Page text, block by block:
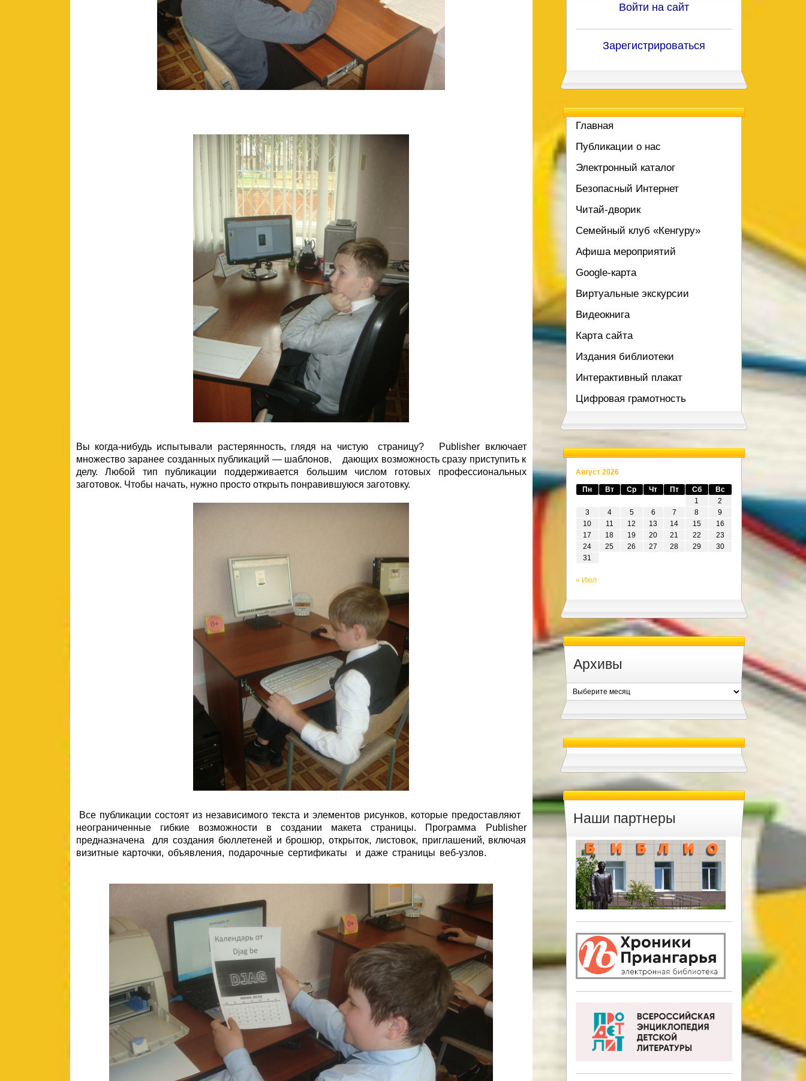
Вы когда-нибудь испытывали растерянность, глядя на чистую страницу? Publisher включает
множество заранее созданных публикаций — шаблонов, дающих возможность сразу приступить к
делу. Любой тип публикации поддерживается большим числом готовых профессиональных
заготовок. Чтобы начать, нужно просто открыть понравившуюся заготовку.
Все публикации состоят из независимого текста и элементов рисунков, которые предоставляют
неограниченные гибкие возможности в создании макета страницы. Программа Publisher
предназначена для создания бюллетеней и брошюр, открыток, листовок, приглашений, включая
визитные карточки, объявления, подарочные сертификаты и даже страницы веб-узлов.
Войти на сайт
Зарегистрироваться
Главная
Публикации о нас
Электронный каталог
Безопасный Интернет
Читай-дворик
Семейный клуб «Кенгуру»
Афиша мероприятий
Google-карта
Виртуальные экскурсии
Видеокнига
Карта сайта
Издания библиотеки
Интерактивный плакат
Цифровая грамотность
Август 2026
Пн Вт Ср Чт Пт Сб
Вс
1
2
3
4 5 6 7 8
9
10
11 12 13 14 15
16
17
18 19 20 21 22
23
24
25 26 27 28 29
30
31
« Июл
Архивы
Архивы
Наши партнеры